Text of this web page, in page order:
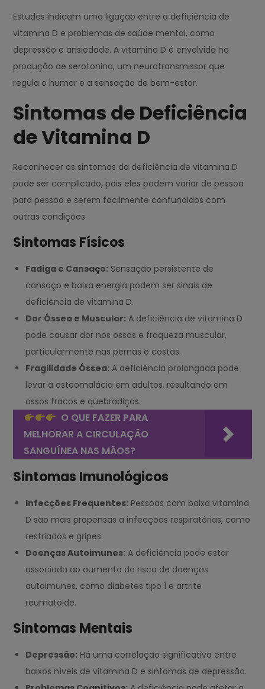
Estudos indicam uma ligação entre a deficiência de
vitamina D e problemas de saúde mental, como
depressão e ansiedade. A vitamina D é envolvida na
produção de serotonina, um neurotransmissor que
regula o humor e a sensação de bem-estar.
Sintomas de Deficiência
de Vitamina D
Reconhecer os sintomas da deficiência de vitamina D
pode ser complicado, pois eles podem variar de pessoa
para pessoa e serem facilmente confundidos com
outras condições.
Sintomas Físicos
Fadiga e Cansaço: Sensação persistente de
cansaço e baixa energia podem ser sinais de
deficiência de vitamina D.
Dor Óssea e Muscular: A deficiência de vitamina D
pode causar dor nos ossos e fraqueza muscular,
particularmente nas pernas e costas.
Fragilidade Óssea: A deficiência prolongada pode
levar à osteomalácia em adultos, resultando em
ossos fracos e quebradiços.
O QUE FAZER PARA
MELHORAR A CIRCULAÇÃO
SANGUÍNEA NAS MÃOS?
Sintomas Imunológicos
Infecções Frequentes: Pessoas com baixa vitamina
D são mais propensas a infecções respiratórias, como
resfriados e gripes.
Doenças Autoimunes: A deficiência pode estar
associada ao aumento do risco de doenças
autoimunes, como diabetes tipo 1 e artrite
reumatoide.
Sintomas Mentais
Depressão: Há uma correlação significativa entre
baixos níveis de vitamina D e sintomas de depressão.